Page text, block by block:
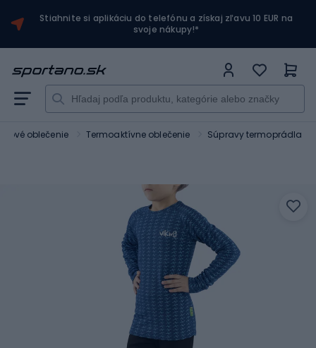
Stiahnite si aplikáciu do telefónu a získaj zľavu 10 EUR na
svoje nákupy!*
oblečenie Termoaktívne oblečenie Súpravy termoprádla